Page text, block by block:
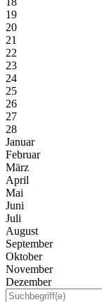
19
20
21
22
23
24
25
26
27
28
Januar
Februar
März
April
Mai
Juni
Juli
August
September
Oktober
November
Dezember